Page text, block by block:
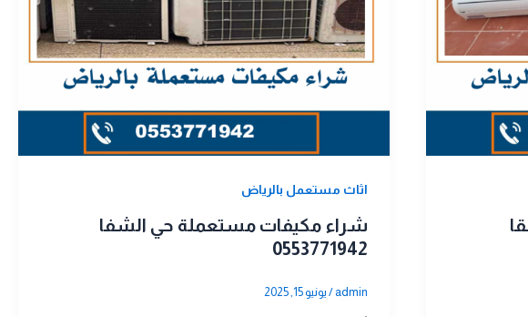
اثاث مستعمل بالرياض
شراء مكيفات مستعملة حي الشفا
0553771942
admin
/ يونيو 15, 2025